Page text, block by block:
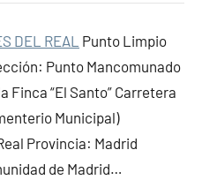
DEL REAL Punto Limpio
Punto Mancomunado
Finca “El Santo” Carretera
Municipal)
Provincia: Madrid
de Madrid…